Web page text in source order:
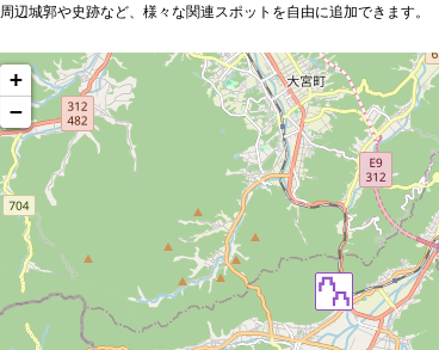
周辺城郭や史跡など、様々な関連スポットを自由に追加できます。
+
−